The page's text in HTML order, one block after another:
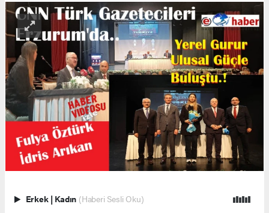
Erkek | Kadın (Haberi Sesli Oku)